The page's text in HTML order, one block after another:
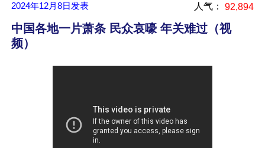
2024年12月8日 发表 人气： 92,894
中国各地一片萧条 民众哀嚎 年关难过（视
频）